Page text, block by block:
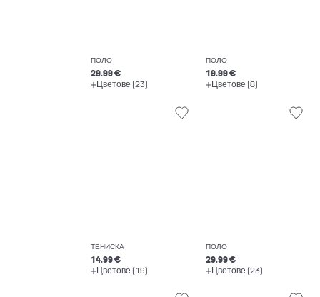
ПОЛО
29.99 €
Цветове (23)
ПОЛО
19.99 €
Цветове (8)
ТЕНИСКА
14.99 €
Цветове (19)
ПОЛО
29.99 €
Цветове (23)